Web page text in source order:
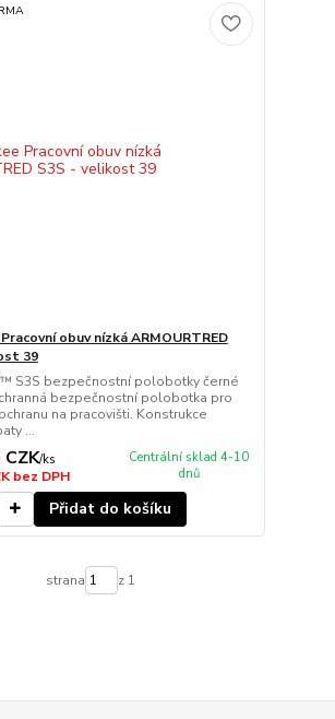
obuv nízká ARMOURTRED
39
S3S bezpečnostní polobotky černé
bezpečnostní polobotka pro
na pracovišti. Konstrukce
...
/ks
bez DPH
Centrální sklad 4-10
dnů
Přidat do košíku
strana z 1